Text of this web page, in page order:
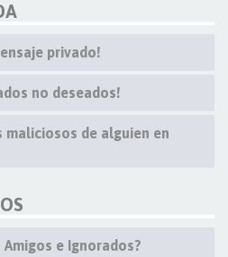
privado!
no deseados!
maliciosos de alguien en
e Ignorados?